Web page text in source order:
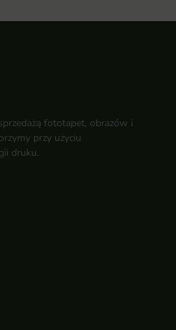
fototapet, obrazów i
przy użyciu
druku.